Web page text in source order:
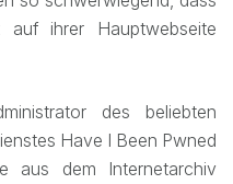
ihrer Hauptwebseite
des beliebten
Have I Been Pwned
aus dem Internetarchiv